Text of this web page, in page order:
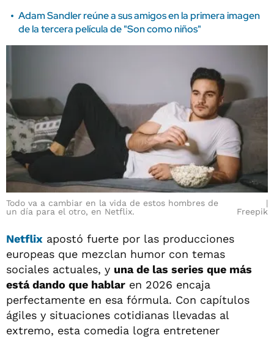
Adam Sandler reúne a sus amigos en la primera imagen
de la tercera película de "Son como niños"
Todo va a cambiar en la vida de estos hombres de
un día para el otro, en Netflix.
Freepik
Netflix apostó fuerte por las producciones
europeas que mezclan humor con temas
sociales actuales, y una de las series que más
está dando que hablar en 2026 encaja
perfectamente en esa fórmula. Con capítulos
ágiles y situaciones cotidianas llevadas al
extremo, esta comedia logra entretener